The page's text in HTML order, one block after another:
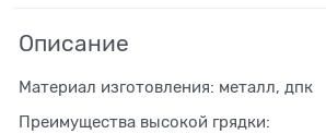
Описание
Материал изготовления: металл, дпк
Преимущества высокой грядки: